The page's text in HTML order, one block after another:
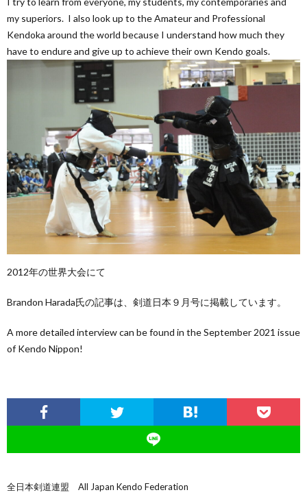
my superiors. I also look up to the Amateur and Professional
Kendoka around the world because I understand how much they
have to endure and give up to achieve their own Kendo goals.
2012年の世界大会にて
Brandon Harada氏の記事は、剣道日本９月号に掲載しています。
A more detailed interview can be found in the September 2021 issue
of Kendo Nippon!
全日本剣道連盟 All Japan Kendo Federation